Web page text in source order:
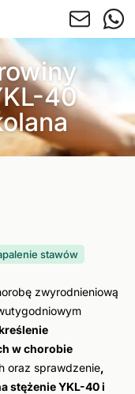
40
stawów
zwyrodnieniową
w chorobie
oraz sprawdzenie,
stężenie YKL-40 i